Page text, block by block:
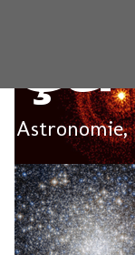
Astronomie,